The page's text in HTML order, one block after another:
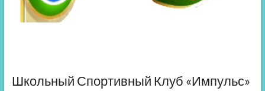
Школьный Спортивный Клуб «Импульс»